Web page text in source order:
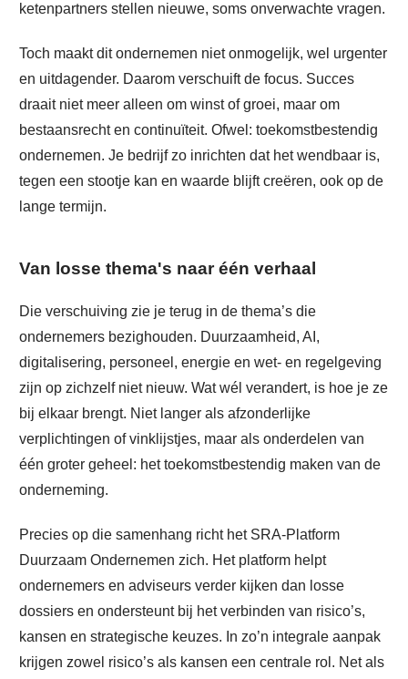
ketenpartners stellen nieuwe, soms onverwachte vragen.
Toch maakt dit ondernemen niet onmogelijk, wel urgenter
en uitdagender. Daarom verschuift de focus. Succes
draait niet meer alleen om winst of groei, maar om
bestaansrecht en continuïteit. Ofwel: toekomstbestendig
ondernemen. Je bedrijf zo inrichten dat het wendbaar is,
tegen een stootje kan en waarde blijft creëren, ook op de
lange termijn.
Van losse thema's naar één verhaal
Die verschuiving zie je terug in de thema’s die
ondernemers bezighouden. Duurzaamheid, AI,
digitalisering, personeel, energie en wet- en regelgeving
zijn op zichzelf niet nieuw. Wat wél verandert, is hoe je ze
bij elkaar brengt. Niet langer als afzonderlijke
verplichtingen of vinklijstjes, maar als onderdelen van
één groter geheel: het toekomstbestendig maken van de
onderneming.
Precies op die samenhang richt het SRA-Platform
Duurzaam Ondernemen zich. Het platform helpt
ondernemers en adviseurs verder kijken dan losse
dossiers en ondersteunt bij het verbinden van risico’s,
kansen en strategische keuzes. In zo’n integrale aanpak
krijgen zowel risico’s als kansen een centrale rol. Net als